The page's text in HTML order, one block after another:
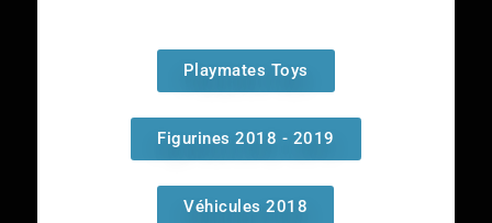
Playmates Toys
Figurines 2018 - 2019
Véhicules 2018